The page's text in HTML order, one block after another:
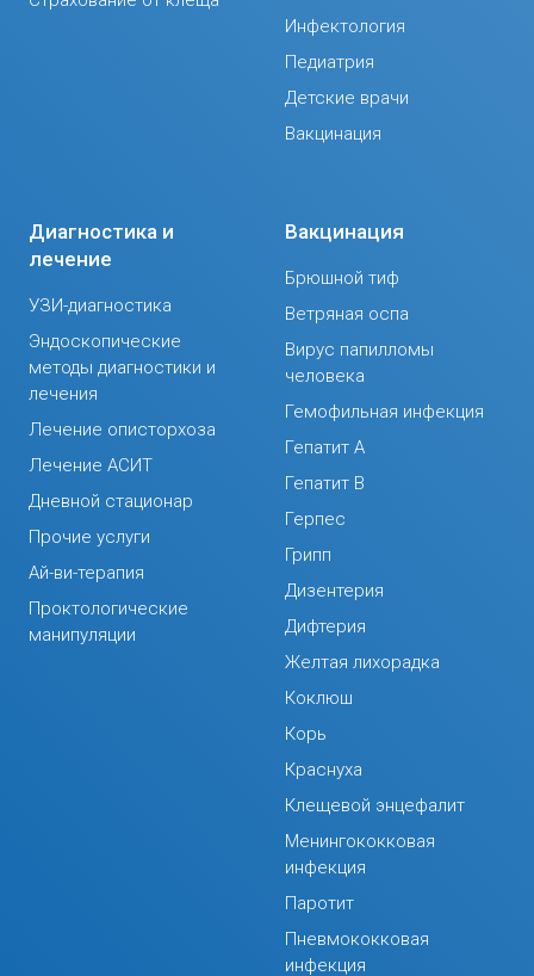
Инфектология
Педиатрия
Детские врачи
Вакцинация
Диагностика и
лечение
УЗИ-диагностика
Эндоскопические
методы диагностики и
лечения
Лечение описторхоза
Лечение АСИТ
Дневной стационар
Прочие услуги
Ай-ви-терапия
Проктологические
манипуляции
Вакцинация
Брюшной тиф
Ветряная оспа
Вирус папилломы
человека
Гемофильная инфекция
Гепатит А
Гепатит В
Герпес
Грипп
Дизентерия
Дифтерия
Желтая лихорадка
Коклюш
Корь
Краснуха
Клещевой энцефалит
Менингококковая
инфекция
Паротит
Пневмококковая
инфекция